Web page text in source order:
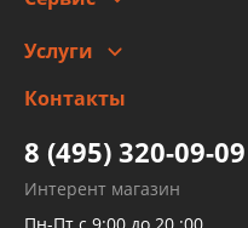
Заправка кондиционера
Детейлинг
Услуги
высокого давления
Тормозных трубок
Рукавов гидроусилителей
Рукавов компрессоров и
Контакты
8 (495) 320-09-09
Интерент магазин